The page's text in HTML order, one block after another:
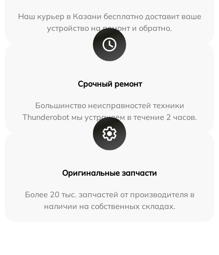
Наш курьер в Казани бесплатно доставит ваше
устройство на ремонт и обратно.
Срочный ремонт
Большинство неисправностей техники
Thunderobot мы устраняем в течение 2 часов.
Оригинальные запчасти
Более 20 тыс. запчастей от производителя в
наличии на собственных складах.